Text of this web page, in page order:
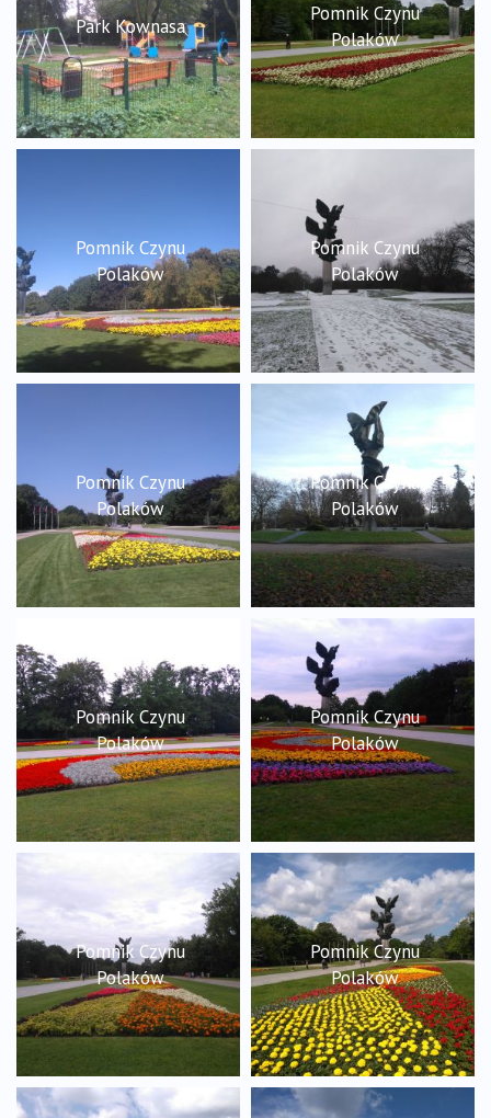
Park Kownasa
Pomnik Czynu
Polaków
Pomnik Czynu
Polaków
Pomnik Czynu
Polaków
Pomnik Czynu
Polaków
Pomnik Czynu
Polaków
Pomnik Czynu
Polaków
Pomnik Czynu
Polaków
Pomnik Czynu
Polaków
Pomnik Czynu
Polaków